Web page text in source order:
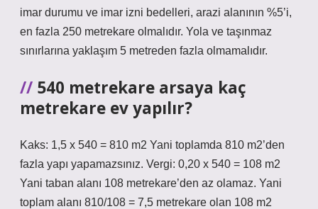
imar durumu ve imar izni bedelleri, arazi alanının %5’i,
en fazla 250 metrekare olmalıdır. Yola ve taşınmaz
sınırlarına yaklaşım 5 metreden fazla olmamalıdır.
540 metrekare arsaya kaç
metrekare ev yapılır?
Kaks: 1,5 x 540 = 810 m2 Yani toplamda 810 m2’den
fazla yapı yapamazsınız. Vergi: 0,20 x 540 = 108 m2
Yani taban alanı 108 metrekare’den az olamaz. Yani
toplam alanı 810/108 = 7,5 metrekare olan 108 m2